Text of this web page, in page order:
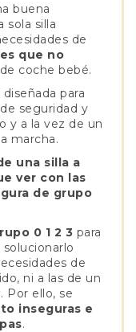
buena
sola silla
de
que no
coche bebé.
para
seguridad y
y a la vez de un
marcha.
una silla a
ver con las
de grupo
0 1 2 3 para
de
ni a las de un
Por ello, se
inseguras e
.